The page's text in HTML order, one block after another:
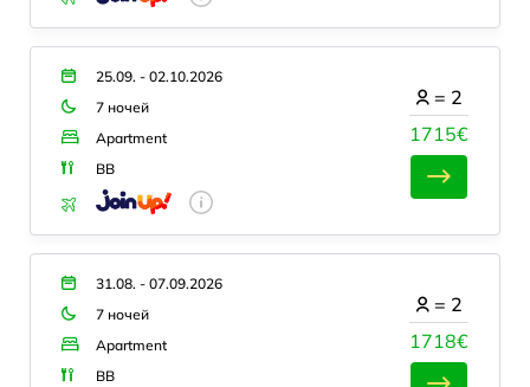
25.09. - 02.10.2026
7 ночей
Apartment
BB
1715€
= 2
31.08. - 07.09.2026
7 ночей
Apartment
BB
1718€
= 2